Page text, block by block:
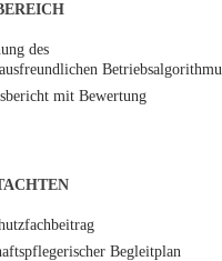
des
mit Bewertung
Begleitplan